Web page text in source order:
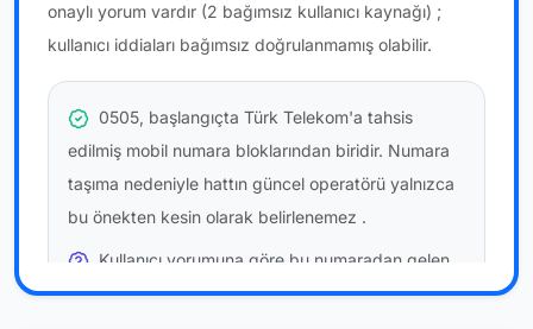
onaylı yorum vardır (2 bağımsız kullanıcı kaynağı) ;
kullanıcı iddiaları bağımsız doğrulanmamış olabilir.
0505, başlangıçta Türk Telekom'a tahsis
edilmiş mobil numara bloklarından biridir. Numara
taşıma nedeniyle hattın güncel operatörü yalnızca
bu önekten kesin olarak belirlenemez .
Kullanıcı yorumuna göre bu numaradan gelen
çağrılaratemkinli yaklaşmanızönerilir; bu bir site